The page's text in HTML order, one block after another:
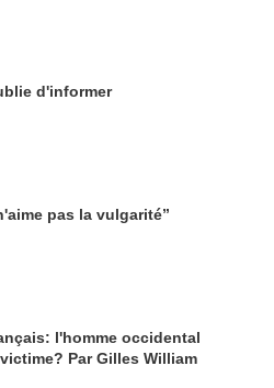
d'informer
pas la vulgarité”
l'homme occidental
Par Gilles William